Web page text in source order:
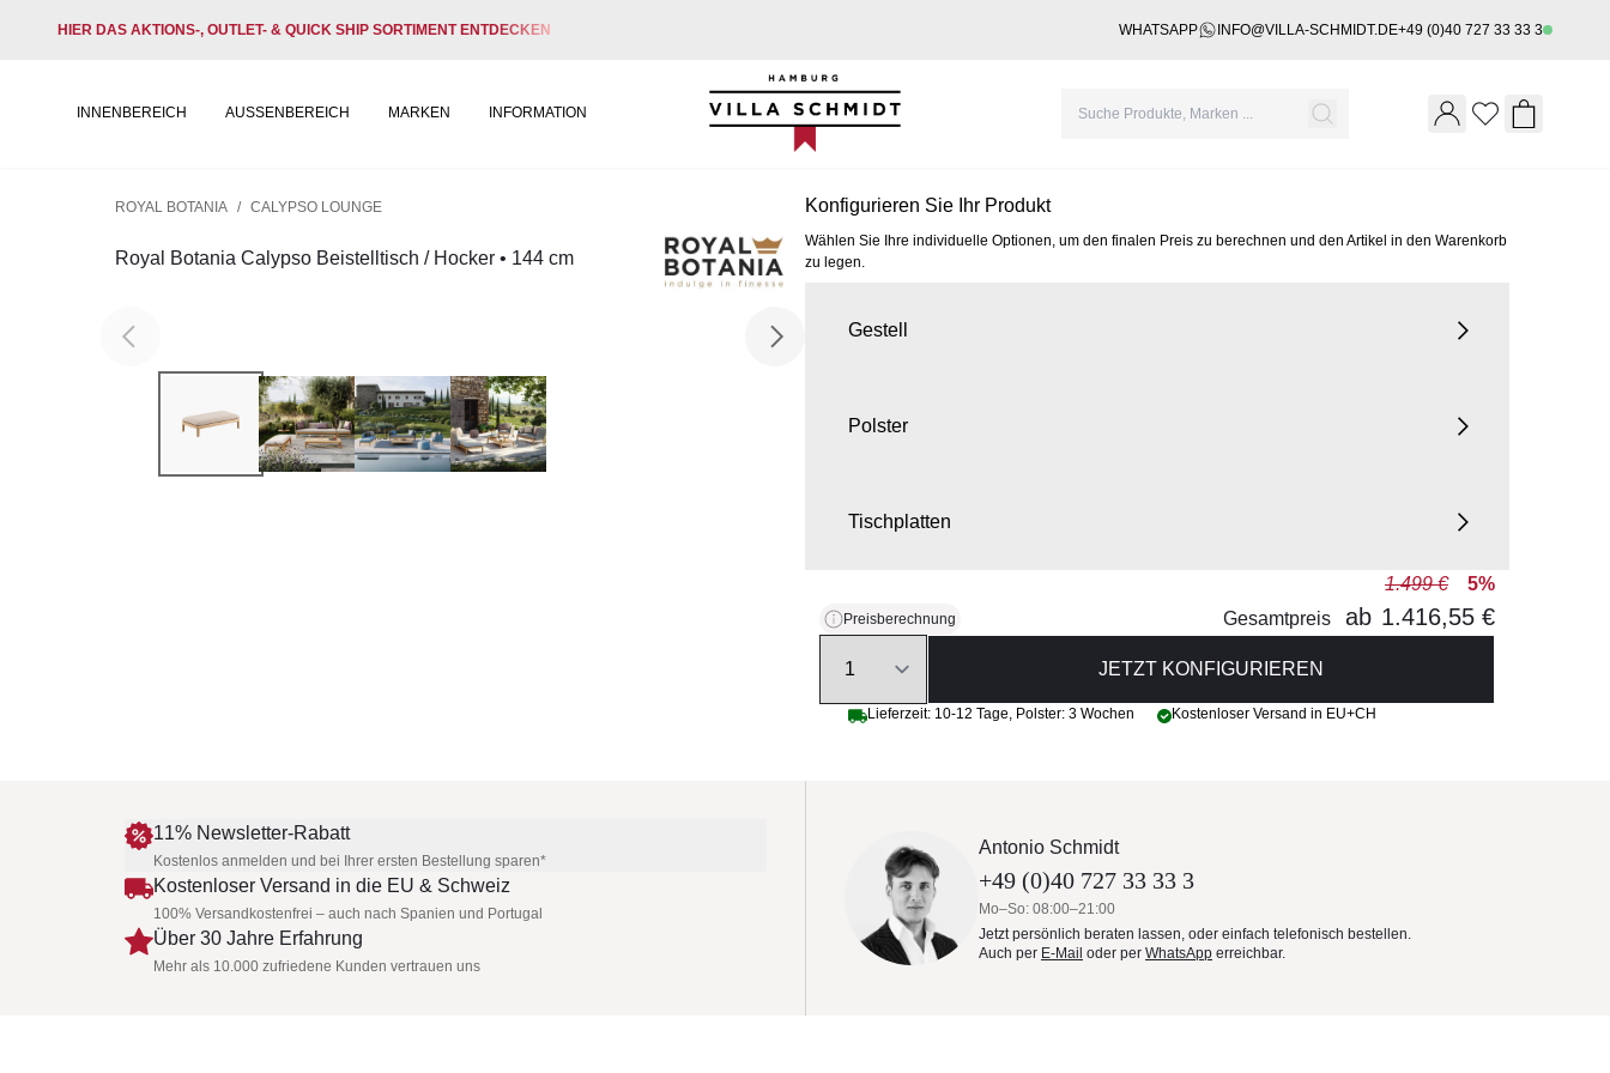
HIER DAS AKTIONS-, OUTLET- & QUICK SHIP SORTIMENT ENTDECKEN WHATSAPP INFO@VILLA-SCHMIDT.DE+49 (0)40 727 33 33 3
INNENBEREICH AUSSENBEREICH MARKEN INFORMATION
Villa Schmidt
Wishlist
ROYAL BOTANIA / CALYPSO LOUNGE
Royal Botania Calypso Beistelltisch / Hocker • 144 cm
Konfigurieren Sie Ihr Produkt
Wählen Sie Ihre individuelle Optionen, um den finalen Preis zu berechnen und den Artikel in den Warenkorb
zu legen.
Gestell
Polster
Tischplatten
Preisberechnung
1.499 €
5%
Gesamtpreis
ab 1.416,55 €
JETZT KONFIGURIEREN
Lieferzeit: 10-12 Tage, Polster: 3 Wochen Kostenloser Versand in EU+CH
11% Newsletter-Rabatt
Kostenlos anmelden und bei Ihrer ersten Bestellung sparen*
Kostenloser Versand in die EU & Schweiz
100% Versandkostenfrei – auch nach Spanien und Portugal
Über 30 Jahre Erfahrung
Mehr als 10.000 zufriedene Kunden vertrauen uns
Antonio Schmidt
+49 (0)40 727 33 33 3
Mo–So: 08:00–21:00
Jetzt persönlich beraten lassen, oder einfach telefonisch bestellen.
Auch per E-Mail oder per WhatsApp erreichbar.